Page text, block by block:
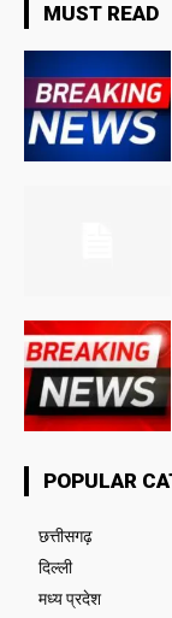
MUST READ
POPULAR
छत्तीसगढ़
दिल्ली
मध्य प्रदेश